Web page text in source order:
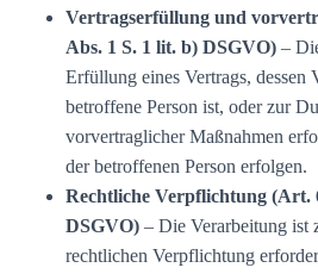
Vertragserfüllung und
Abs. 1 S. 1 lit. b) DSGVO) –
Erfüllung eines Vertrags, dessen
betroffene Person ist, oder zur
vorvertraglicher Maßnahmen
der betroffenen Person erfolgen.
Rechtliche Verpflichtung (Art.
DSGVO) – Die Verarbeitung ist
rechtlichen Verpflichtung